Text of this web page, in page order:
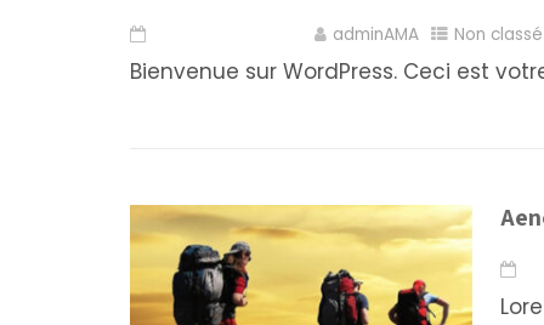
adminAMA Non classé
Bienvenue sur WordPress. Ceci est